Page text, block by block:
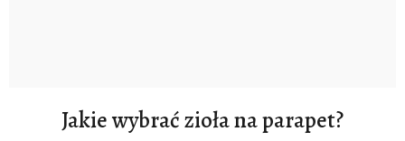
Jakie wybrać zioła na parapet?